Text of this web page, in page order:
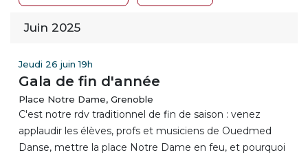
Juin 2025
Jeudi 26 juin 19h
Gala de fin d'année
Place Notre Dame, Grenoble
C'est notre rdv traditionnel de fin de saison : venez
applaudir les élèves, profs et musiciens de Ouedmed
Danse, mettre la place Notre Dame en feu, et pourquoi